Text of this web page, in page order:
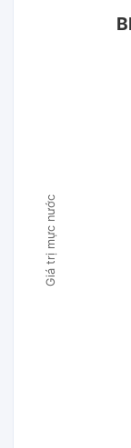
Giá trị mực nước